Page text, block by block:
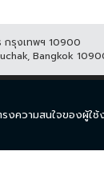
กรุงเทพฯ 10900
Bangkok
งความสนใจของผู้ใ